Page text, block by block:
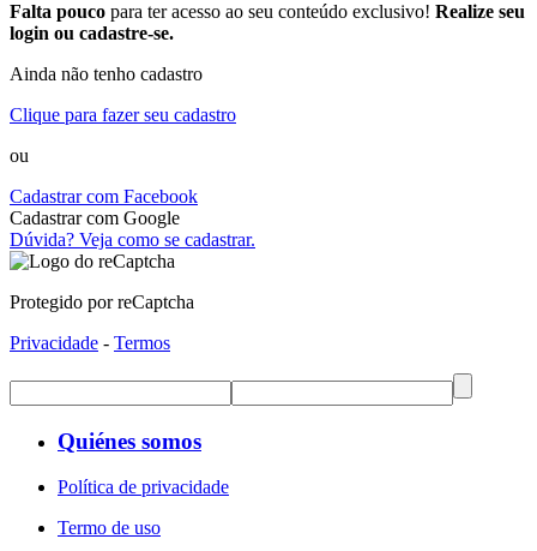
Falta pouco para ter acesso ao seu conteúdo exclusivo! Realize seu
login ou cadastre-se.
Ainda não tenho cadastro
Clique para fazer seu cadastro
ou
Cadastrar com Facebook
Cadastrar com Google
Dúvida? Veja como se cadastrar.
Protegido por reCaptcha
Privacidade - Termos
Quiénes somos
Política de privacidade
Termo de uso